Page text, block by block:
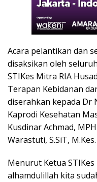
Acara pelantikan dan
disaksikan oleh
STIKes Mitra RIA
Terapan Kebidanan
diserahkan kepada Dr
Kaprodi Kesehatan
Kusdinar Achmad,
Warastuti, S.SiT, M.Kes.
Menurut Ketua STIKes
alhamdulillah kita